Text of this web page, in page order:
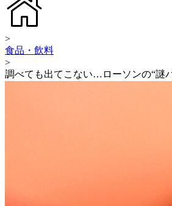
>
食品・飲料
>
調べても出てこない…ローソンの“謎